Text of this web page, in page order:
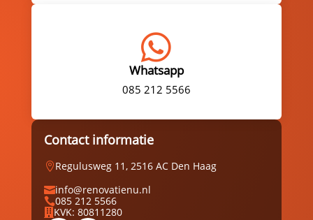

Whatsapp
085 212 5566
Contact informatie
Regulusweg 11, 2516 AC Den Haag
info@renovatienu.nl
085 212 5566
 KVK: 80811280